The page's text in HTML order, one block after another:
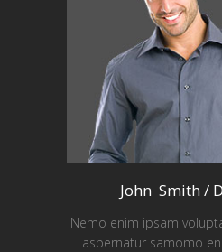
John Smith /
Nemo enim ipsam
aspernatur samomo